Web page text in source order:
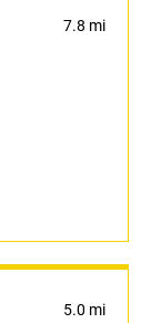
7.8 mi
5.0 mi